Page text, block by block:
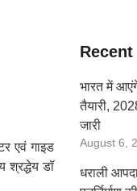
एवं गाइड
श्रद्धेय डॉ
भारत में
तैयारी,
जारी
August 6,
धराली